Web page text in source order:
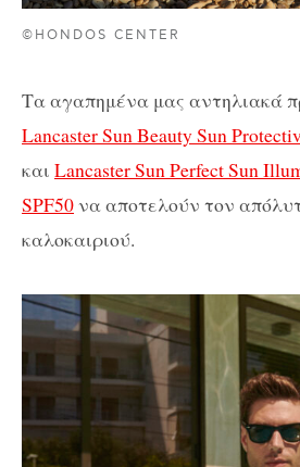
©HONDOS CENTER
Τα αγαπημένα μας αντηλιακά
LancasterSun Beauty Sun
και LancasterSun Perfect Sun
SPF50να αποτελούν τον
καλοκαιριού.